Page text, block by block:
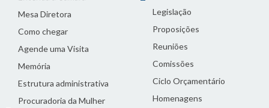
Mesa Diretora
Como chegar
Agende uma Visita
Memória
Estrutura administrativa
Procuradoria da Mulher
Legislação
Proposições
Reuniões
Comissões
Ciclo Orçamentário
Homenagens